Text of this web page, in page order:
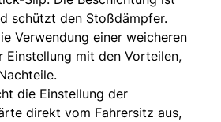
schützt den Stoßdämpfer.
Verwendung einer weicheren
Einstellung mit den Vorteilen,
die Einstellung der
direkt vom Fahrersitz aus,